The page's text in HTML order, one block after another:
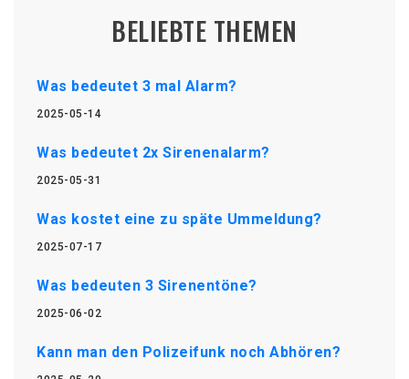
BELIEBTE THEMEN
Was bedeutet 3 mal Alarm?
2025-05-14
Was bedeutet 2x Sirenenalarm?
2025-05-31
Was kostet eine zu späte Ummeldung?
2025-07-17
Was bedeuten 3 Sirenentöne?
2025-06-02
Kann man den Polizeifunk noch Abhören?